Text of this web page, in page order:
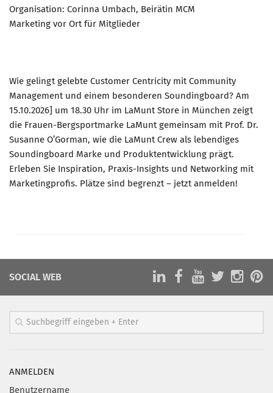
Organisation: Corinna Umbach, Beirätin MCM
Marketing vor Ort für Mitglieder
Wie gelingt gelebte Customer Centricity mit Community
Management und einem besonderen Soundingboard? Am
15.10.2026] um 18.30 Uhr im LaMunt Store in München zeigt
die Frauen-Bergsportmarke LaMunt gemeinsam mit Prof. Dr.
Susanne O’Gorman, wie die LaMunt Crew als lebendiges
Soundingboard Marke und Produktentwicklung prägt.
Erleben Sie Inspiration, Praxis-Insights und Networking mit
Marketingprofis. Plätze sind begrenzt – jetzt anmelden!
SOCIAL WEB
ANMELDEN
Benutzername